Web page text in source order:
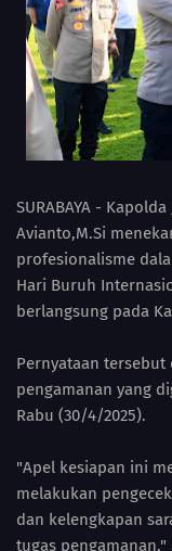
SURABAYA -
Avianto,M.Si
profesionalisme
Hari Buruh
berlangsung pada
Pernyataan
pengamanan yang
Rabu (30/4/2025).
"Apel kesiapan ini
melakukan
dan kelengkapan
tugas